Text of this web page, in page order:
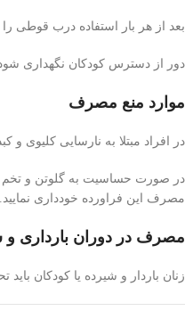
بعد از هر بار استفاده درب قوطی را
دور از دسترس کودکان نگهداری شود.
موارد منع مصرف
در افراد مبتلا به نارسایی کلیوی
در صورت حساسیت به گلوتن و تخم
مصرف این فراورده خودداری نمایید.
مصرف در دوران بارداری
زنان باردار و شیرده یا کودکان